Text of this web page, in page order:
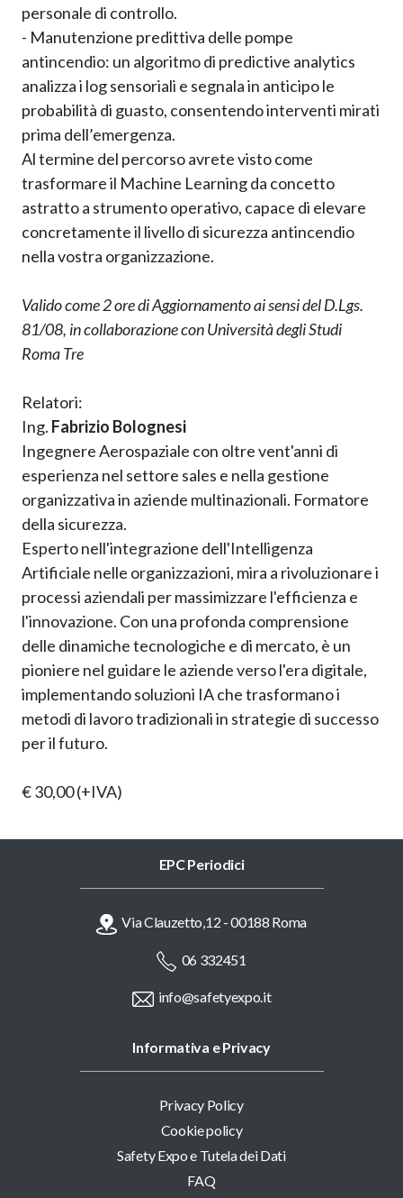
personale di controllo.
- Manutenzione predittiva delle pompe
antincendio: un algoritmo di predictive analytics
analizza i log sensoriali e segnala in anticipo le
probabilità di guasto, consentendo interventi mirati
prima dell’emergenza.
Al termine del percorso avrete visto come
trasformare il Machine Learning da concetto
astratto a strumento operativo, capace di elevare
concretamente il livello di sicurezza antincendio
nella vostra organizzazione.
Valido come 2 ore di Aggiornamento ai sensi del D.Lgs.
81/08, in collaborazione con Università degli Studi
Roma Tre
Relatori:
Ing. Fabrizio Bolognesi
Ingegnere Aerospaziale con oltre vent'anni di
esperienza nel settore sales e nella gestione
organizzativa in aziende multinazionali. Formatore
della sicurezza.
Esperto nell'integrazione dell'Intelligenza
Artificiale nelle organizzazioni, mira a rivoluzionare i
processi aziendali per massimizzare l'efficienza e
l'innovazione. Con una profonda comprensione
delle dinamiche tecnologiche e di mercato, è un
pioniere nel guidare le aziende verso l'era digitale,
implementando soluzioni IA che trasformano i
metodi di lavoro tradizionali in strategie di successo
per il futuro.
€ 30,00 (+IVA)
EPC Periodici
Via Clauzetto,12 - 00188 Roma
06 332451
info@safetyexpo.it
Informativa e Privacy
Privacy Policy
Cookie policy
Safety Expo e Tutela dei Dati
FAQ